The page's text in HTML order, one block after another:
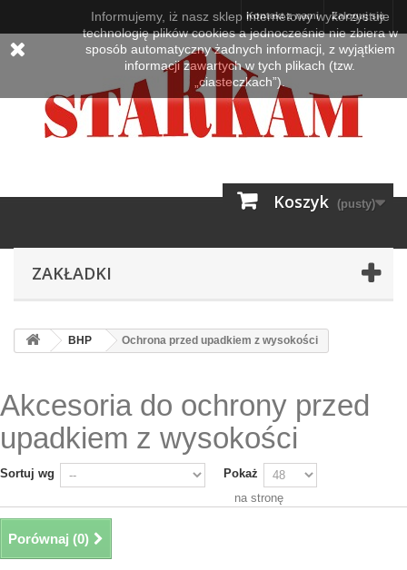
Zaloguj się
Kontakt z nami
Koszyk (pusty)
ZAKŁADKI
BHP Ochrona przed upadkiem z wysokości
Akcesoria do ochrony przed
upadkiem z wysokości
Sortuj wg
Pokaż
na stronę
Porównaj (0)
Informujemy, iż nasz sklep internetowy wykorzystuje
technologię plików cookies a jednocześnie nie zbiera w
sposób automatyczny żadnych informacji, z wyjątkiem
informacji zawartych w tych plikach (tzw.
„ciasteczkach”).